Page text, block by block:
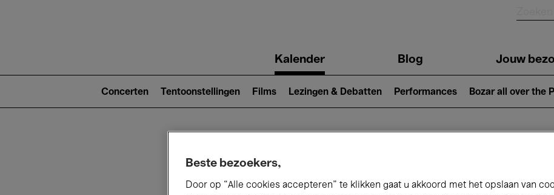
navigationKalender Blog Jouw
2)
Concerten Tentoonstellingen Films Lezingen & Debatten Performances Bozar all over the
Beste bezoekers,
Door op “Alle cookies accepteren” te klikken gaat u akkoord met het opslaan van